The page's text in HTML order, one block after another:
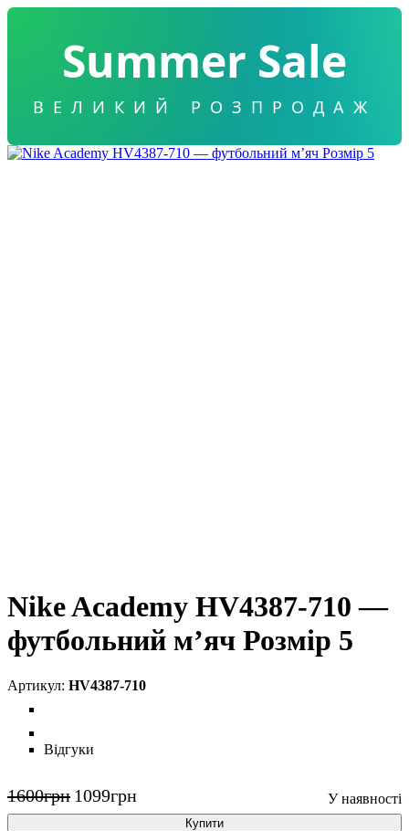
Summer Sale
ВЕЛИКИЙ РОЗПРОДАЖ
Nike Academy HV4387-710 —
футбольний м’яч Розмір 5
HV4387-710
Відгуки
1600грн 1099грн
Купити